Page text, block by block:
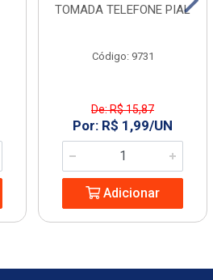
TOMADA TELEFONE PIAL
Código: 9731
De: R$ 15,87
Por: R$ 1,99/UN
Adicionar